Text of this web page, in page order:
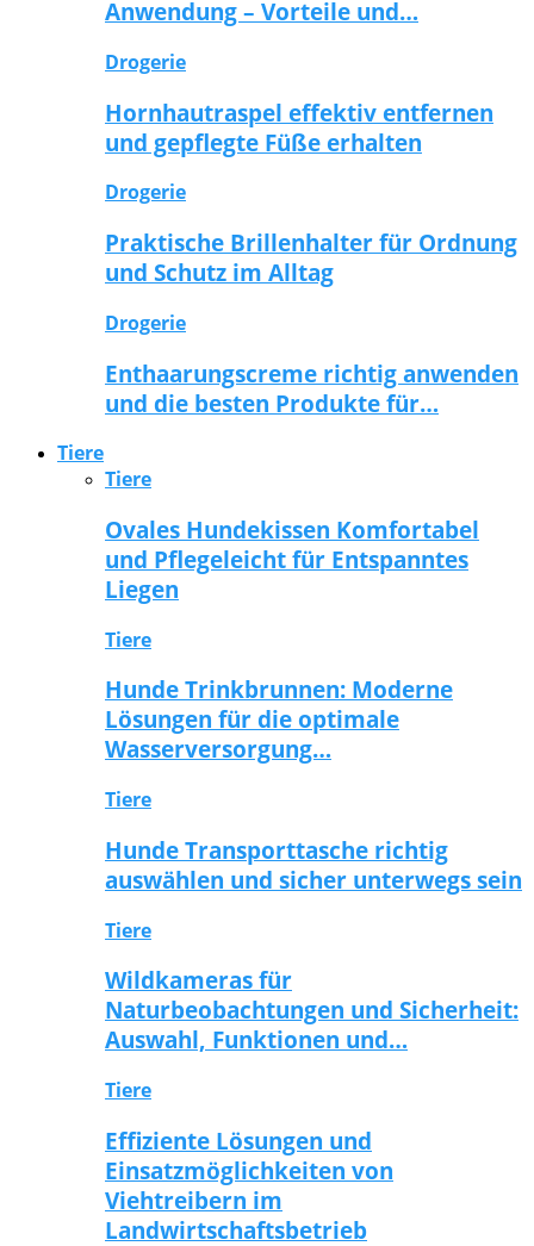
Anwendung – Vorteile und…
Drogerie
Hornhautraspel effektiv entfernen
und gepflegte Füße erhalten
Drogerie
Praktische Brillenhalter für Ordnung
und Schutz im Alltag
Drogerie
Enthaarungscreme richtig anwenden
und die besten Produkte für…
Tiere
Tiere
Ovales Hundekissen Komfortabel
und Pflegeleicht für Entspanntes
Liegen
Tiere
Hunde Trinkbrunnen: Moderne
Lösungen für die optimale
Wasserversorgung…
Tiere
Hunde Transporttasche richtig
auswählen und sicher unterwegs sein
Tiere
Wildkameras für
Naturbeobachtungen und Sicherheit:
Auswahl, Funktionen und…
Tiere
Effiziente Lösungen und
Einsatzmöglichkeiten von
Viehtreibern im
Landwirtschaftsbetrieb